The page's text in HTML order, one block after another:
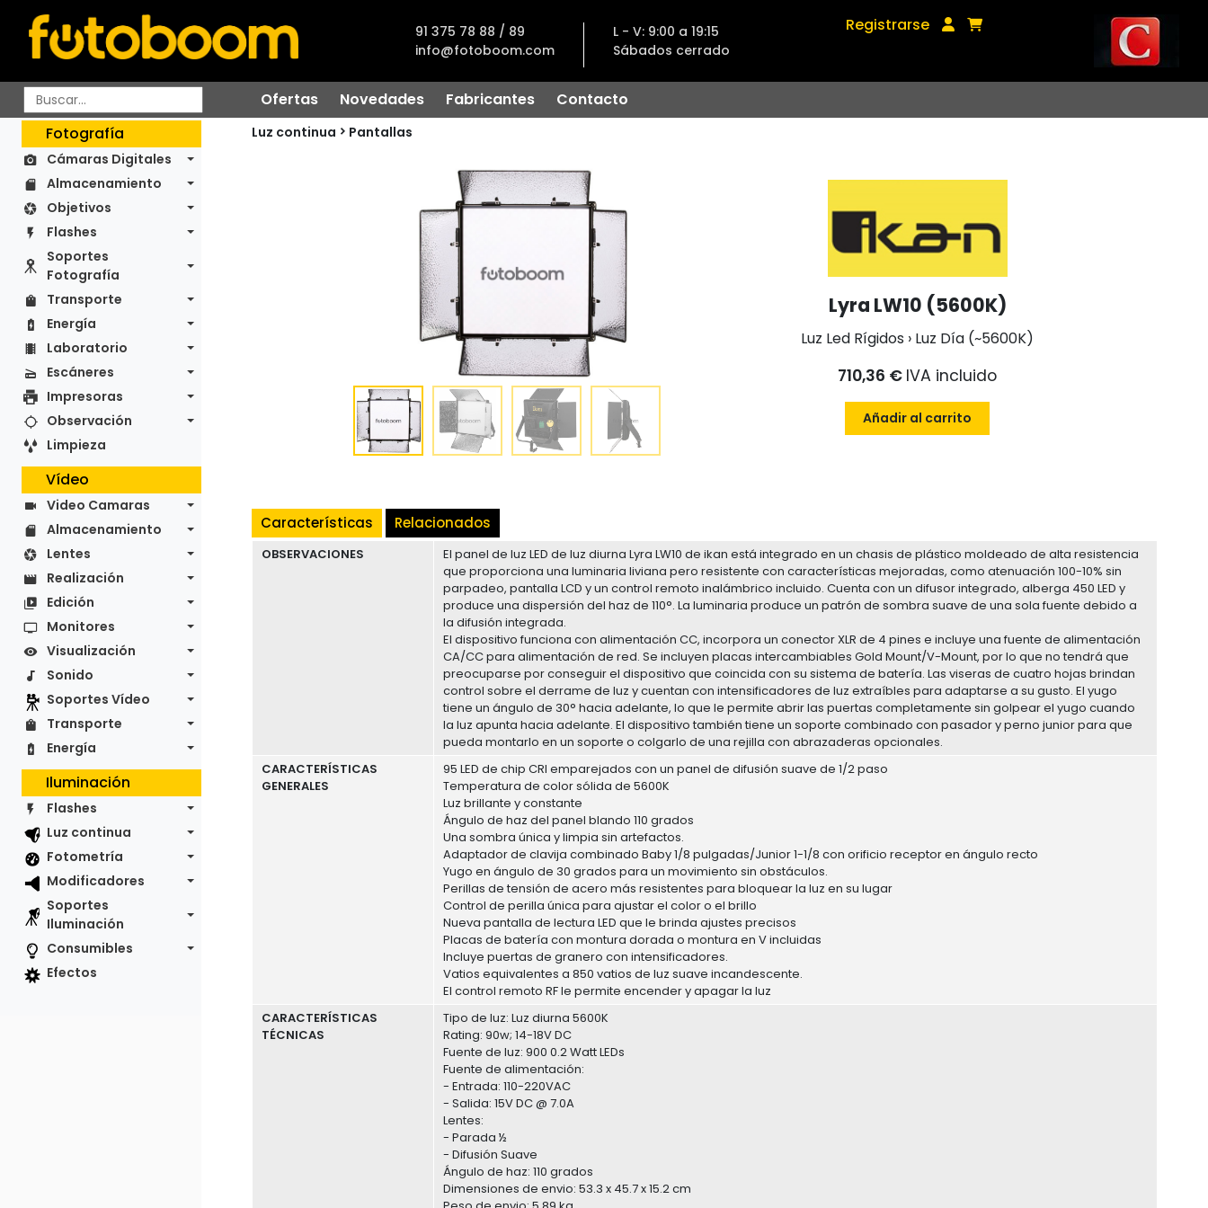
91 375 78 88 / 89
info@fotoboom.com
L - V: 9:00 a 19:15
Sábados cerrado
Registrarse
Ofertas Novedades Fabricantes
Contacto
Fotografía
Cámaras Digitales
Almacenamiento
Objetivos
Flashes
Soportes
Fotografía
Transporte
Energía
Laboratorio
Escáneres
Impresoras
Observación
Limpieza
Vídeo
Video Camaras
Almacenamiento
Lentes
Realización
Edición
Monitores
Visualización
Sonido
Soportes Vídeo
Transporte
Energía
Iluminación
Flashes
Luz continua
Fotometría
Modificadores
Soportes
Iluminación
Consumibles
Efectos
Luz continua Pantallas
Lyra LW10 (5600K)
Luz Led Rígidos › Luz Día (~5600K)
710,36 € IVA incluido
Añadir al carrito
Características Relacionados
OBSERVACIONES
El panel de luz LED de luz diurna Lyra LW10 de ikan está integrado en un chasis de plástico moldeado de alta resistencia
que proporciona una luminaria liviana pero resistente con características mejoradas, como atenuación 100-10% sin
parpadeo, pantalla LCD y un control remoto inalámbrico incluido. Cuenta con un difusor integrado, alberga 450 LED y
produce una dispersión del haz de 110°. La luminaria produce un patrón de sombra suave de una sola fuente debido a
la difusión integrada.
El dispositivo funciona con alimentación CC, incorpora un conector XLR de 4 pines e incluye una fuente de alimentación
CA/CC para alimentación de red. Se incluyen placas intercambiables Gold Mount/V-Mount, por lo que no tendrá que
preocuparse por conseguir el dispositivo que coincida con su sistema de batería. Las viseras de cuatro hojas brindan
control sobre el derrame de luz y cuentan con intensificadores de luz extraíbles para adaptarse a su gusto. El yugo
tiene un ángulo de 30° hacia adelante, lo que le permite abrir las puertas completamente sin golpear el yugo cuando
la luz apunta hacia adelante. El dispositivo también tiene un soporte combinado con pasador y perno junior para que
pueda montarlo en un soporte o colgarlo de una rejilla con abrazaderas opcionales.
CARACTERÍSTICAS
GENERALES
95 LED de chip CRI emparejados con un panel de difusión suave de 1/2 paso
Temperatura de color sólida de 5600K
Luz brillante y constante
Ángulo de haz del panel blando 110 grados
Una sombra única y limpia sin artefactos.
Adaptador de clavija combinado Baby 1/8 pulgadas/Junior 1-1/8 con orificio receptor en ángulo recto
Yugo en ángulo de 30 grados para un movimiento sin obstáculos.
Perillas de tensión de acero más resistentes para bloquear la luz en su lugar
Control de perilla única para ajustar el color o el brillo
Nueva pantalla de lectura LED que le brinda ajustes precisos
Placas de batería con montura dorada o montura en V incluidas
Incluye puertas de granero con intensificadores.
Vatios equivalentes a 850 vatios de luz suave incandescente.
El control remoto RF le permite encender y apagar la luz
CARACTERÍSTICAS
TÉCNICAS
Tipo de luz: Luz diurna 5600K
Rating: 90w; 14-18V DC
Fuente de luz: 900 0.2 Watt LEDs
Fuente de alimentación:
- Entrada: 110-220VAC
- Salida: 15V DC @ 7.0A
Lentes:
- Parada ½
- Difusión Suave
Ángulo de haz: 110 grados
Dimensiones de envio: 53.3 x 45.7 x 15.2 cm